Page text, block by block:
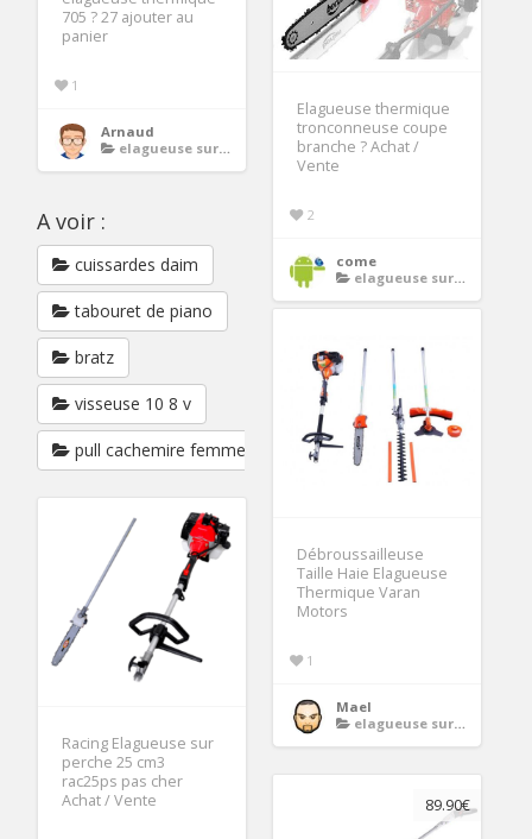
705 ? 27 ajouter au
panier
1
Arnaud
elagueuse sur perche thermique
Elagueuse thermique
tronconneuse coupe
branche ? Achat /
Vente
2
come
elagueuse sur perche thermique
A voir :
cuissardes daim
tabouret de piano
bratz
visseuse 10 8 v
pull cachemire femme
Débroussailleuse
Taille Haie Elagueuse
Thermique Varan
Motors
1
Mael
elagueuse sur perche thermique
Racing Elagueuse sur
perche 25 cm3
rac25ps pas cher
Achat / Vente
89.90€